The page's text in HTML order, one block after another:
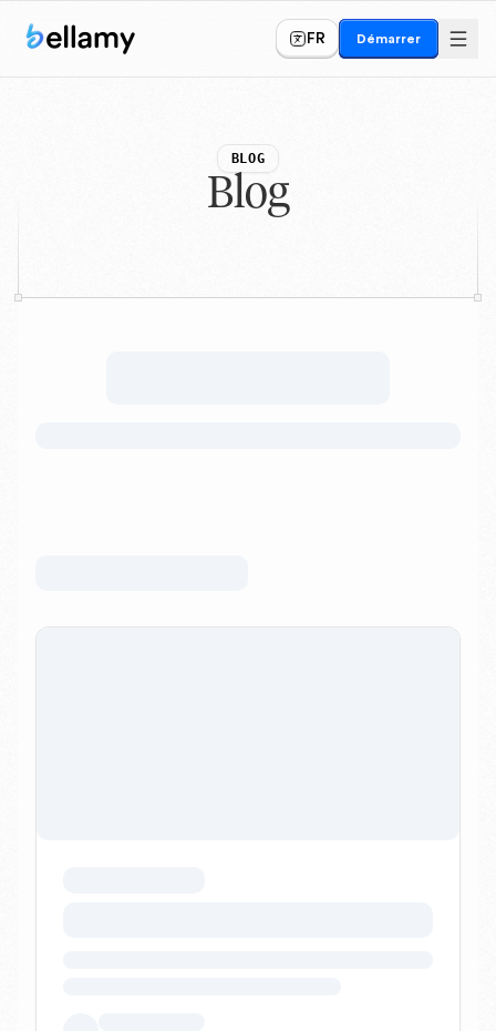
FR Démarrer
BLOG
Blog